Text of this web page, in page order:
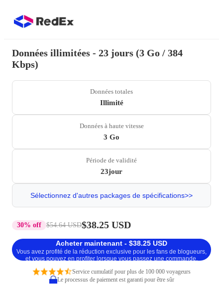
Données illimitées - 23 jours (3 Go / 384
Kbps)
Données totales
Illimité
Données à haute vitesse
3 Go
Période de validité
23jour
Sélectionnez d'autres packages de spécifications>>
30% off $54.64 USD$38.25 USD
Acheter maintenant - $38.25 USD
Vous avez profité de la réduction exclusive pour les fans de blogueurs,
et vous pouvez en profiter lorsque vous passez une commande.
Service cumulatif pour plus de 100 000 voyageurs
Le processus de paiement est garanti pour être sûr